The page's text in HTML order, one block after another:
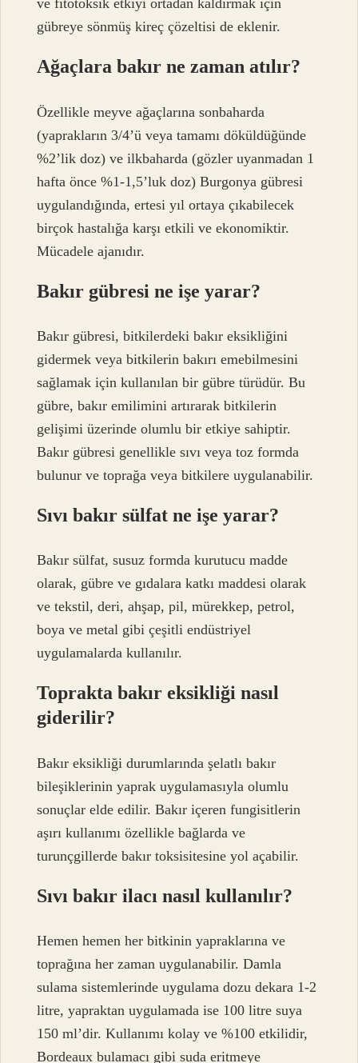
ve fitotoksik etkiyi ortadan kaldırmak için
gübreye sönmüş kireç çözeltisi de eklenir.
Ağaçlara bakır ne zaman atılır?
Özellikle meyve ağaçlarına sonbaharda
(yaprakların 3/4’ü veya tamamı döküldüğünde
%2’lik doz) ve ilkbaharda (gözler uyanmadan 1
hafta önce %1-1,5’luk doz) Burgonya gübresi
uygulandığında, ertesi yıl ortaya çıkabilecek
birçok hastalığa karşı etkili ve ekonomiktir.
Mücadele ajanıdır.
Bakır gübresi ne işe yarar?
Bakır gübresi, bitkilerdeki bakır eksikliğini
gidermek veya bitkilerin bakırı emebilmesini
sağlamak için kullanılan bir gübre türüdür. Bu
gübre, bakır emilimini artırarak bitkilerin
gelişimi üzerinde olumlu bir etkiye sahiptir.
Bakır gübresi genellikle sıvı veya toz formda
bulunur ve toprağa veya bitkilere uygulanabilir.
Sıvı bakır sülfat ne işe yarar?
Bakır sülfat, susuz formda kurutucu madde
olarak, gübre ve gıdalara katkı maddesi olarak
ve tekstil, deri, ahşap, pil, mürekkep, petrol,
boya ve metal gibi çeşitli endüstriyel
uygulamalarda kullanılır.
Toprakta bakır eksikliği nasıl
giderilir?
Bakır eksikliği durumlarında şelatlı bakır
bileşiklerinin yaprak uygulamasıyla olumlu
sonuçlar elde edilir. Bakır içeren fungisitlerin
aşırı kullanımı özellikle bağlarda ve
turunçgillerde bakır toksisitesine yol açabilir.
Sıvı bakır ilacı nasıl kullanılır?
Hemen hemen her bitkinin yapraklarına ve
toprağına her zaman uygulanabilir. Damla
sulama sistemlerinde uygulama dozu dekara 1-2
litre, yapraktan uygulamada ise 100 litre suya
150 ml’dir. Kullanımı kolay ve %100 etkilidir,
Bordeaux bulamacı gibi suda eritmeye